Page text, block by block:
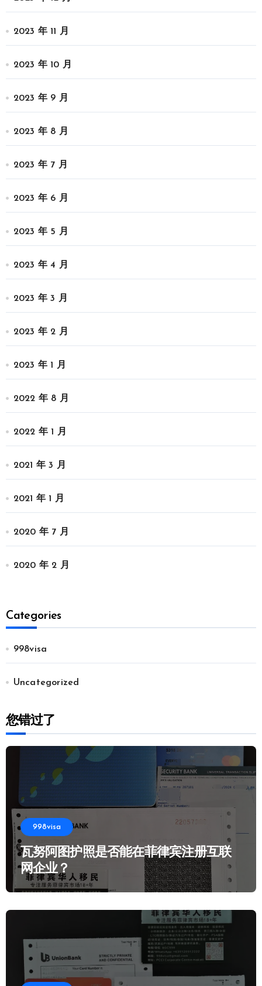
2023 年 11 月
2023 年 10 月
2023 年 9 月
2023 年 8 月
2023 年 7 月
2023 年 6 月
2023 年 5 月
2023 年 4 月
2023 年 3 月
2023 年 2 月
2023 年 1 月
2022 年 8 月
2022 年 1 月
2021 年 3 月
2021 年 1 月
2020 年 7 月
2020 年 2 月
Categories
998visa
Uncategorized
您错过了
998visa
瓦努阿图护照是否能在菲律宾注册互联
网企业？